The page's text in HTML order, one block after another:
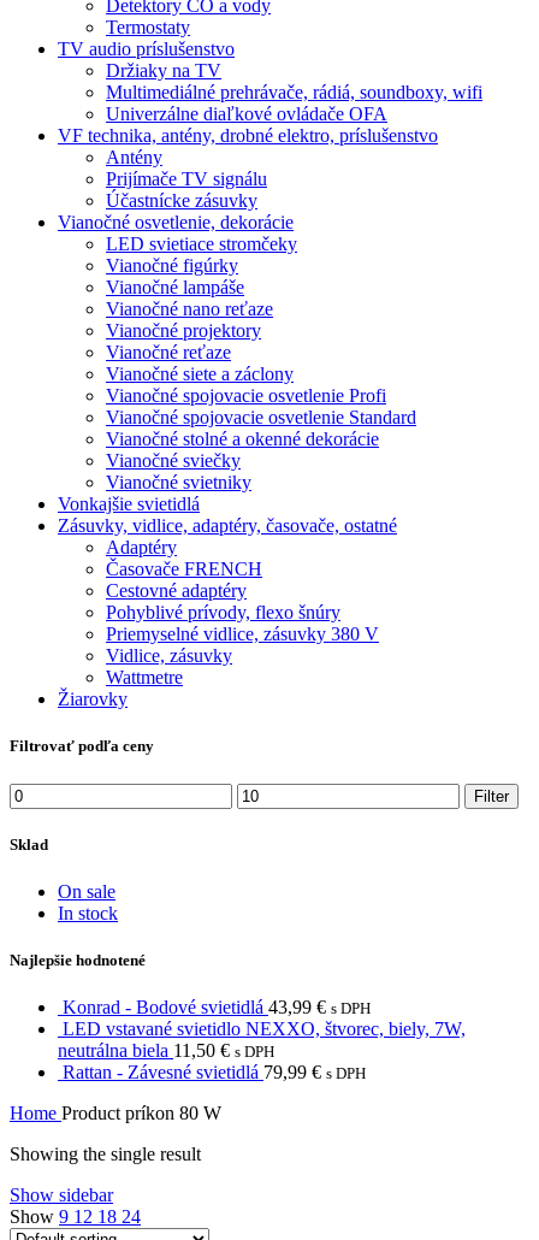
Detektory CO a vody
Termostaty
TV audio príslušenstvo
Držiaky na TV
Multimediálné prehrávače, rádiá, soundboxy, wifi
Univerzálne diaľkové ovládače OFA
VF technika, antény, drobné elektro, príslušenstvo
Antény
Prijímače TV signálu
Účastnícke zásuvky
Vianočné osvetlenie, dekorácie
LED svietiace stromčeky
Vianočné figúrky
Vianočné lampáše
Vianočné nano reťaze
Vianočné projektory
Vianočné reťaze
Vianočné siete a záclony
Vianočné spojovacie osvetlenie Profi
Vianočné spojovacie osvetlenie Standard
Vianočné stolné a okenné dekorácie
Vianočné sviečky
Vianočné svietniky
Vonkajšie svietidlá
Zásuvky, vidlice, adaptéry, časovače, ostatné
Adaptéry
Časovače FRENCH
Cestovné adaptéry
Pohyblivé prívody, flexo šnúry
Priemyselné vidlice, zásuvky 380 V
Vidlice, zásuvky
Wattmetre
Žiarovky
Filtrovať podľa ceny
Filter
Sklad
On sale
In stock
Najlepšie hodnotené
Konrad - Bodové svietidlá 43,99 € s DPH
LED vstavané svietidlo NEXXO, štvorec, biely, 7W,
neutrálna biela 11,50 € s DPH
Rattan - Závesné svietidlá 79,99 € s DPH
Home Product príkon 80 W
Showing the single result
Show sidebar
Show 9 12 18 24